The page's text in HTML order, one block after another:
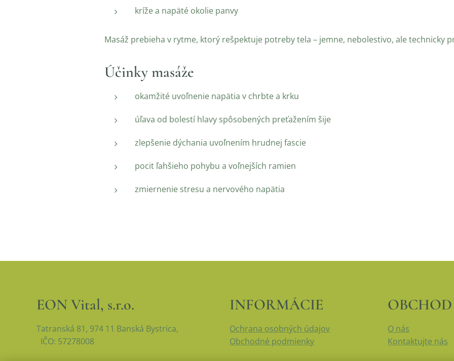
kríže a napäté okolie panvy
Masáž prebieha v rytme, ktorý rešpektuje potreby tela – jemne, nebolestivo, ale technicky
Účinky masáže
okamžité uvoľnenie napätia v chrbte a krku
úľava od bolestí hlavy spôsobených preťažením šije
zlepšenie dýchania uvoľnením hrudnej fascie
pocit ľahšieho pohybu a voľnejších ramien
zmiernenie stresu a nervového napätia
EON Vital, s.r.o.
Tatranská 81, 974 11 Banská Bystrica,
IČO: 57278008
INFORMÁCIE
Ochrana osobných údajov
Obchodné podmienky
OBCHOD
O nás
Kontaktujte nás